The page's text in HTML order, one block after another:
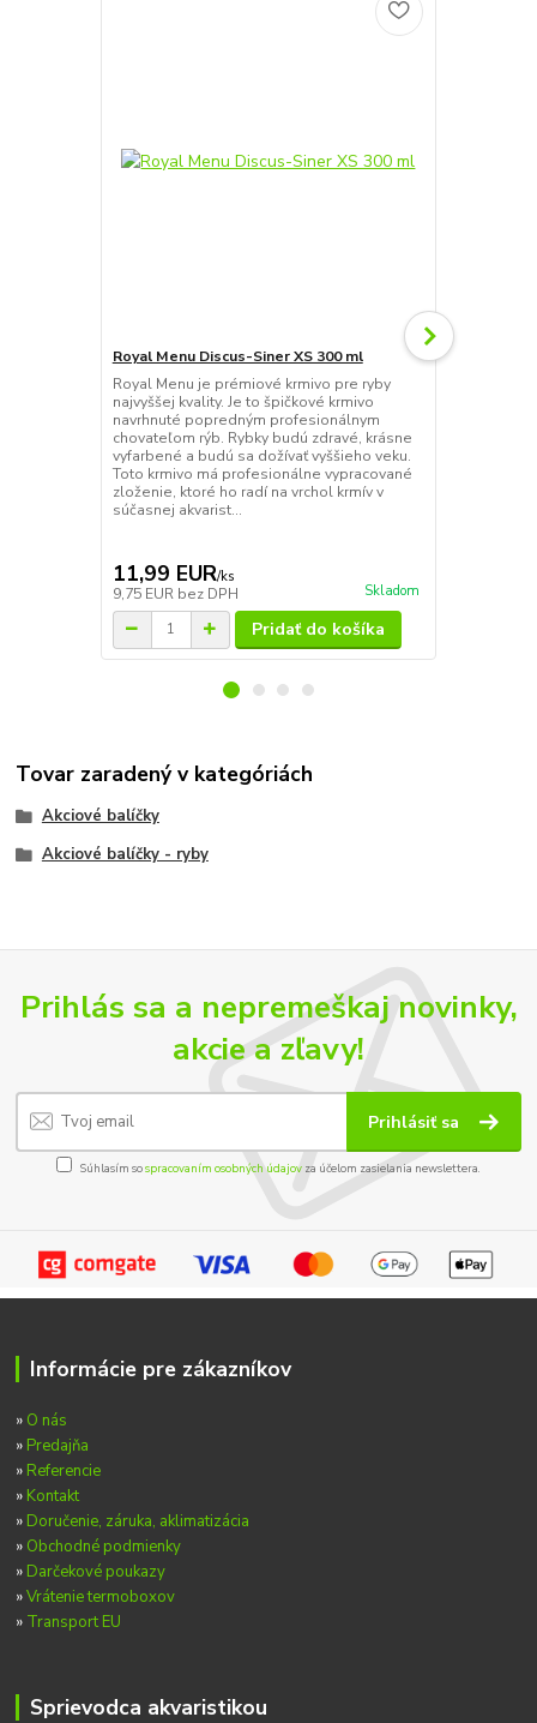
Royal Menu Discus-Siner XS 300 ml
Royal Menu je prémiové krmivo pre ryby
najvyššej kvality. Je to špičkové krmivo
navrhnuté popredným profesionálnym
chovateľom rýb. Rybky budú zdravé, krásne
vyfarbené a budú sa dožívať vyššieho veku.
Toto krmivo má profesionálne vypracované
zloženie, ktoré ho radí na vrchol krmív v
súčasnej akvarist...
11,99 EUR/ks
9,75 EUR bez DPH Skladom
Pridať do košíka
Tropical
Tovar zaradený v kategóriách
Akciové balíčky
Akciové balíčky - ryby
Prihlás sa a nepremeškaj novinky,
akcie a zľavy!
Prihlásiť sa
Súhlasím sospracovaním osobných údajov za účelom zasielania newslettera.
Informácie pre zákazníkov
» O nás
» Predajňa
» Referencie
» Kontakt
» Doručenie, záruka, aklimatizácia
» Obchodné podmienky
» Darčekové poukazy
»Vrátenie termoboxov
» Transport EU
Sprievodca akvaristikou